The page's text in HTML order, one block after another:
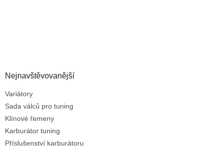
Nejnavštěvovanější
Variátory
Sada válců pro tuning
Klínové řemeny
Karburátor tuning
Příslušenství karburátoru